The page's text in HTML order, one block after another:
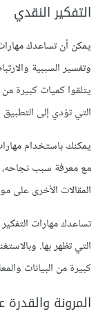
التفكير النقدي
يمكن أن تساعدك
وتفسير السببية
يتلقوا كميات كبيرة من
التي تؤدي إلى
يمكنك باستخدام
مع معرفة سبب نجاحه،
المقالات الأخرى على
تساعدك مهارات
التي تظهر بها.
كبيرة من البيانات
المرونة